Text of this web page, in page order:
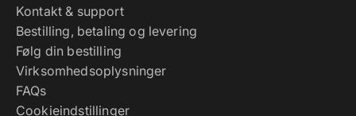
Kontakt & support
Bestilling, betaling og levering
Følg din bestilling
Virksomhedsoplysninger
FAQs
Cookieindstillinger